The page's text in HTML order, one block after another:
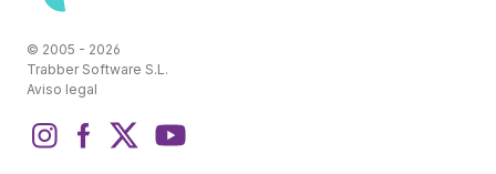
© 2005 - 2026
Trabber Software S.L.
Aviso legal